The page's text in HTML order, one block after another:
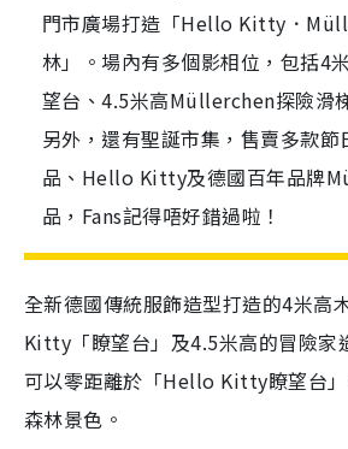
門市廣場打造「Hello Kitty．
林」。場內有多個影相位，包括
望台、4.5米高Müllerchen探險滑
另外，還有聖誕市集，售賣多款節
品、Hello Kitty及德國百年品牌
品，Fans記得唔好錯過啦！
全新德國傳統服飾造型打造的4米高
Kitty「瞭望台」及4.5米高的冒險家
可以零距離於「Hello Kitty瞭望台
森林景色。